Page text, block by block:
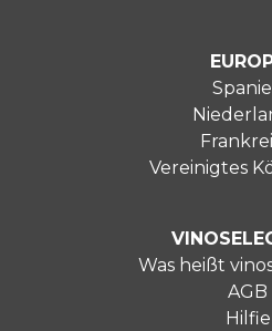
Vereinigtes
Was heißt
AGB
Hilfie